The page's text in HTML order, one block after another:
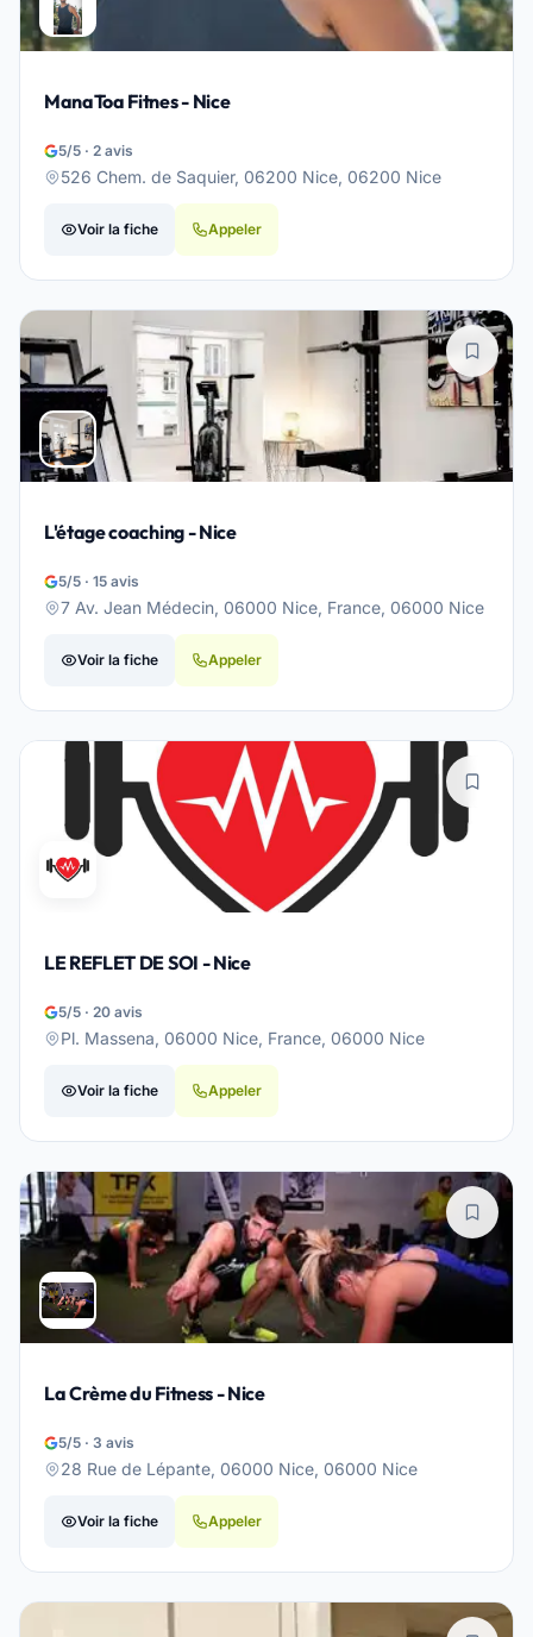
ManaToa Fitnes - Nice
5/5 · 2 avis
526 Chem. de Saquier, 06200 Nice, 06200 Nice
Voir la fiche Appeler
L'étage coaching - Nice
5/5 · 15 avis
7 Av. Jean Médecin, 06000 Nice, France, 06000 Nice
Voir la fiche Appeler
LE REFLET DE SOI - Nice
5/5 · 20 avis
Pl. Massena, 06000 Nice, France, 06000 Nice
Voir la fiche Appeler
La Crème du Fitness - Nice
5/5 · 3 avis
28 Rue de Lépante, 06000 Nice, 06000 Nice
Voir la fiche Appeler